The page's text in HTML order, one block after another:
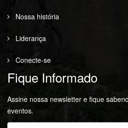
Nossa história
Liderança
Conecte-se
Fique Informado
Assine nossa newsletter e fique
eventos.